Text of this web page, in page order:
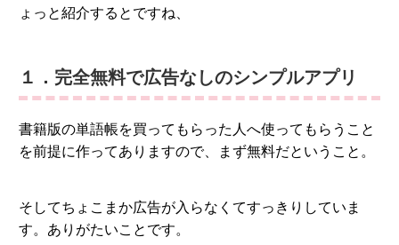
ょっと紹介するとですね、
１．完全無料で広告なしのシンプルアプリ
書籍版の単語帳を買ってもらった人へ使ってもらうこと
を前提に作ってありますので、まず無料だということ。
そしてちょこまか広告が入らなくてすっきりしていま
す。ありがたいことです。